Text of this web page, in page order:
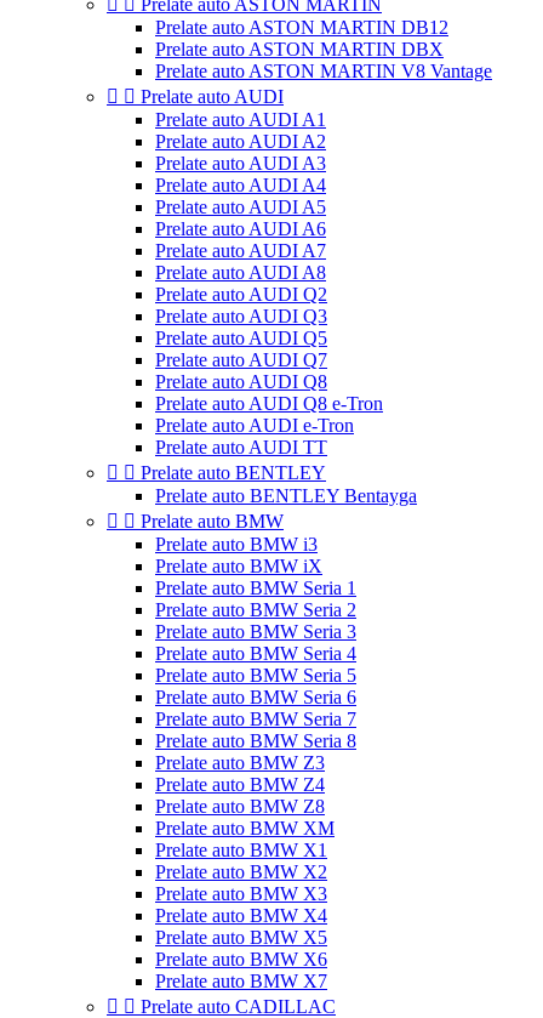
  Prelate auto ASTON MARTIN
Prelate auto ASTON MARTIN DB12
Prelate auto ASTON MARTIN DBX
Prelate auto ASTON MARTIN V8 Vantage
  Prelate auto AUDI
Prelate auto AUDI A1
Prelate auto AUDI A2
Prelate auto AUDI A3
Prelate auto AUDI A4
Prelate auto AUDI A5
Prelate auto AUDI A6
Prelate auto AUDI A7
Prelate auto AUDI A8
Prelate auto AUDI Q2
Prelate auto AUDI Q3
Prelate auto AUDI Q5
Prelate auto AUDI Q7
Prelate auto AUDI Q8
Prelate auto AUDI Q8 e-Tron
Prelate auto AUDI e-Tron
Prelate auto AUDI TT
  Prelate auto BENTLEY
Prelate auto BENTLEY Bentayga
  Prelate auto BMW
Prelate auto BMW i3
Prelate auto BMW iX
Prelate auto BMW Seria 1
Prelate auto BMW Seria 2
Prelate auto BMW Seria 3
Prelate auto BMW Seria 4
Prelate auto BMW Seria 5
Prelate auto BMW Seria 6
Prelate auto BMW Seria 7
Prelate auto BMW Seria 8
Prelate auto BMW Z3
Prelate auto BMW Z4
Prelate auto BMW Z8
Prelate auto BMW XM
Prelate auto BMW X1
Prelate auto BMW X2
Prelate auto BMW X3
Prelate auto BMW X4
Prelate auto BMW X5
Prelate auto BMW X6
Prelate auto BMW X7
  Prelate auto CADILLAC